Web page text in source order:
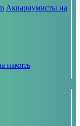
Аквариумисты на
память